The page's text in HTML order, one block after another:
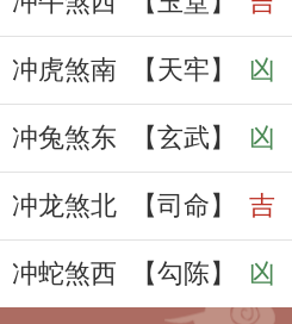
冲虎煞南 【天牢】 凶
冲兔煞东 【玄武】 凶
冲龙煞北 【司命】 吉
冲蛇煞西 【勾陈】 凶